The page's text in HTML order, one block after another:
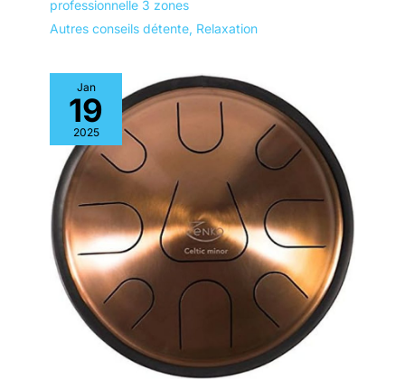
professionnelle 3 zones
Autres conseils détente, Relaxation
Jan
19
2025